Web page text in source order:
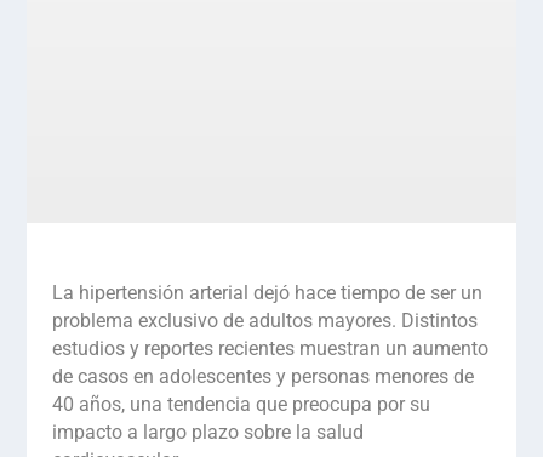
La hipertensión arterial dejó hace tiempo de ser un
problema exclusivo de adultos mayores. Distintos
estudios y reportes recientes muestran un aumento
de casos en adolescentes y personas menores de
40 años, una tendencia que preocupa por su
impacto a largo plazo sobre la salud